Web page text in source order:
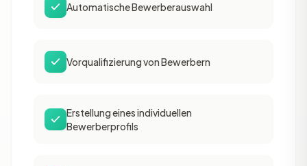
Automatische Bewerberauswahl
Vorqualifizierung von Bewerbern
Erstellung eines individuellen
Bewerberprofils